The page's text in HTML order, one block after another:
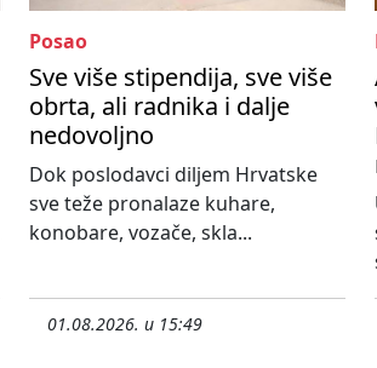
Posao
Sve više stipendija, sve više
obrta, ali radnika i dalje
nedovoljno
Dok poslodavci diljem Hrvatske
sve teže pronalaze kuhare,
konobare, vozače, skla...
01.08.2026. u 15:49